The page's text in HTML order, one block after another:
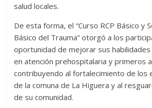
salud locales.
De esta forma, el “Curso RCP Básico y
Básico del Trauma” otorgó a los
oportunidad de mejorar sus
en atención prehospitalaria y primeros
contribuyendo al fortalecimiento de los
de la comuna de La Higuera y al
de su comunidad.